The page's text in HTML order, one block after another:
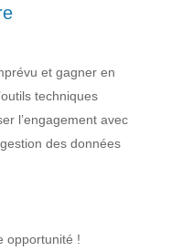
et gagner en
techniques
l’engagement avec
des données
opportunité !